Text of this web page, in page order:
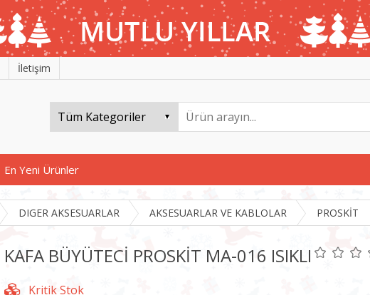
İletişim
En Yeni Ürünler
DIGER AKSESUARLAR AKSESUARLAR VE KABLOLAR PROSKİT
KAFA BÜYÜTECİ PROSKİT MA-016 ISIKLI